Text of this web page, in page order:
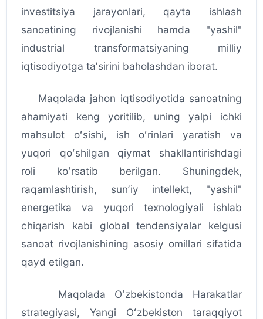
investitsiya jarayonlari, qayta ishlash
sanoatining rivojlanishi hamda "yashil"
industrial transformatsiyaning milliy
iqtisodiyotga taʼsirini baholashdan iborat.
Maqolada jahon iqtisodiyotida sanoatning
ahamiyati keng yoritilib, uning yalpi ichki
mahsulot oʻsishi, ish oʻrinlari yaratish va
yuqori qoʻshilgan qiymat shakllantirishdagi
roli koʻrsatib berilgan. Shuningdek,
raqamlashtirish, sunʼiy intellekt, "yashil"
energetika va yuqori texnologiyali ishlab
chiqarish kabi global tendensiyalar kelgusi
sanoat rivojlanishining asosiy omillari sifatida
qayd etilgan.
Maqolada Oʻzbekistonda Harakatlar
strategiyasi, Yangi Oʻzbekiston taraqqiyot